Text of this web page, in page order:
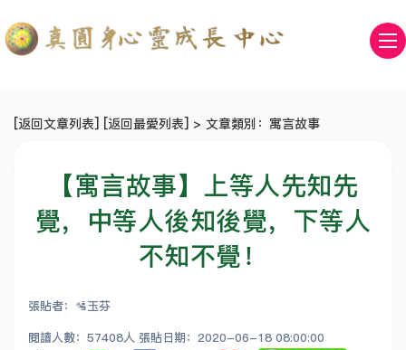
[返回文章列表] [返回最愛列表] > 文章類別：寓言故事
【寓言故事】上等人先知先
覺，中等人後知後覺，下等人
不知不覺！
張貼者：🛂玉芬
閱讀人數：57408人 張貼日期：2020-06-18 08:00:00